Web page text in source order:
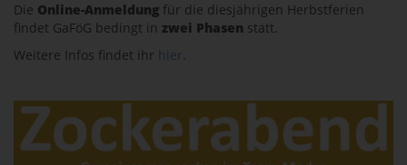
Die Online-Anmeldung für die diesjährigen Herbstferien
findet GaFöG bedingt in zwei Phasen statt.
Weitere Infos findet ihr hier.